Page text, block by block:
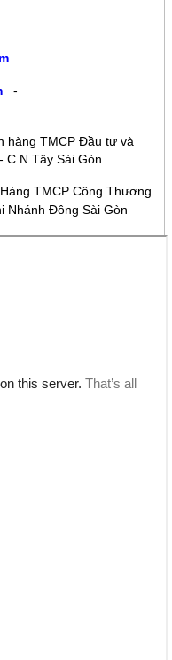
-
hàng TMCP Đầu tư và
C.N Tây Sài Gòn
TMCP Công Thương
Nhánh Đông Sài Gòn